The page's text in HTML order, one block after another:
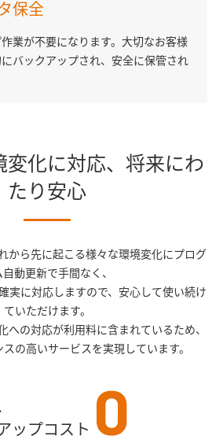
保全
業が不要になります。大切なお客様
バックアップされ、安全に保管され
変化に対応、将来にわ
たり安心
から先に起こる様々な環境変化にプログ
自動更新で手間なく、
実に対応しますので、安心して使い続け
ていただけます。
への対応が利用料に含まれているため、
の高いサービスを実現しています。
ップコスト 0